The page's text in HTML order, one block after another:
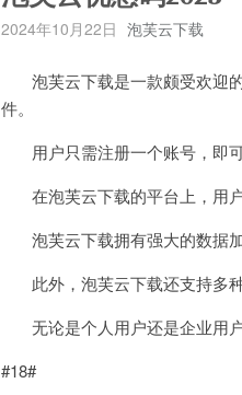
2024年10月22日 泡芙云下载
泡芙云下载是一款颇受欢迎的
件。
用户只需注册一个账号，即可
在泡芙云下载的平台上，用户
泡芙云下载拥有强大的数据加
此外，泡芙云下载还支持多种
无论是个人用户还是企业用户
#18#